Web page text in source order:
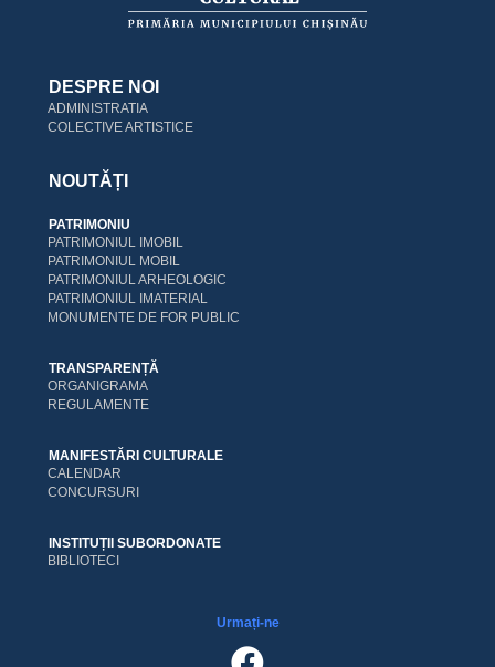
DESPRE NOI
ADMINISTRATIA
COLECTIVE ARTISTICE
NOUTĂȚI
PATRIMONIU
PATRIMONIUL IMOBIL
PATRIMONIUL MOBIL
PATRIMONIUL ARHEOLOGIC
PATRIMONIUL IMATERIAL
MONUMENTE DE FOR PUBLIC
TRANSPARENȚĂ
ORGANIGRAMA
REGULAMENTE
MANIFESTĂRI CULTURALE
CALENDAR
CONCURSURI
INSTITUȚII SUBORDONATE
BIBLIOTECI
Urmați-ne